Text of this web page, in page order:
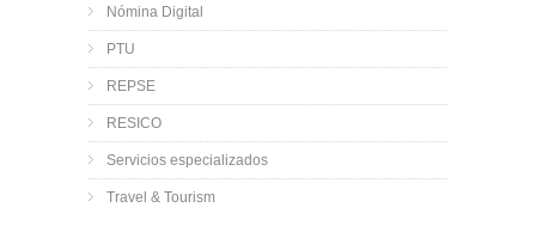
Nómina Digital
PTU
REPSE
RESICO
Servicios especializados
Travel & Tourism